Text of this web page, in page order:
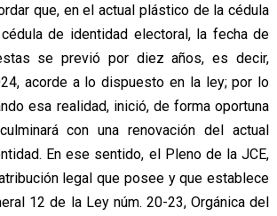
que, en el actual plástico de la cédula
de identidad electoral, la fecha de
se previó por diez años, es decir,
acorde a lo dispuesto en la ley; por lo
esa realidad, inició, de forma oportuna
con una renovación del actual
En ese sentido, el Pleno de la JCE,
legal que posee y que establece
12 de la Ley núm. 20-23, Orgánica del